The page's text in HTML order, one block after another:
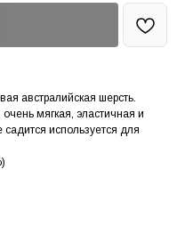
австралийская шерсть.
мягкая, эластичная и
садится используется для